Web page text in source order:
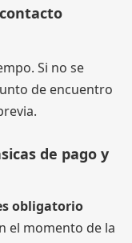
Si no se
de encuentro
de pago y
obligatorio
el momento de la